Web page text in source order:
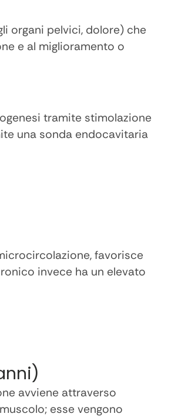
organi pelvici, dolore) che
e al miglioramento o
tramite stimolazione
una sonda endocavitaria
favorisce
invece ha un elevato
avviene attraverso
esse vengono